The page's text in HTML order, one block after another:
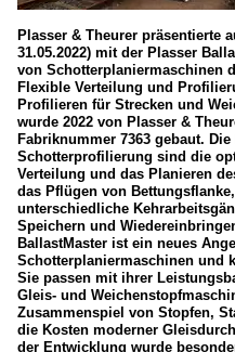
Plasser & Theurer präsentierte
31.05.2022) mit der Plasser
von Schotterplaniermaschinen
Flexible Verteilung und
Profilieren für Strecken und
wurde 2022 von Plasser &
Fabriknummer 7363 gebaut.
Schotterprofilierung sind die
Verteilung und das Planieren
das Pflügen von
unterschiedliche
Speichern und
BallastMaster ist ein neues
Schotterplaniermaschinen und
Sie passen mit ihrer
Gleis- und
Zusammenspiel von Stopfen,
die Kosten moderner
der Entwicklung wurde